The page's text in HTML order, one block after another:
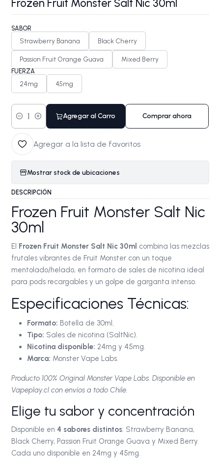
Frozen Fruit Monster Salt Nic 30ml
SABOR
Strawberry Banana Black Cherry
Passion Fruit Orange Guava Mixed Berry
FUERZA
24mg 45mg
Cantidad
Agregar al Carro Comprar ahora
Agregar a la lista de favoritos
Mostrar stock de ubicaciones
DESCRIPCIÓN
Frozen Fruit Monster Salt Nic
30ml
El Frozen Fruit Monster Salt Nic 30ml combina las mezclas
frutales vibrantes de Fruit Monster con un toque
mentolado/helado, en formato de sales de nicotina ideal
para pods recargables y un golpe de garganta intenso.
Especificaciones Técnicas:
Formato: Botella de 30ml.
Tipo: Sales de nicotina (SaltNic).
Nicotina disponible: 24mg y 45mg.
Marca: Monster Vape Labs.
Producto 100% Original Monster Vape Labs. Disponible en
Vapeplay.cl con envíos a todo Chile.
Elige tu sabor y concentración
Disponible en 4 sabores distintos: Strawberry Banana,
Black Cherry, Passion Fruit Orange Guava y Mixed Berry.
Cada uno disponible en 24mg y 45mg.